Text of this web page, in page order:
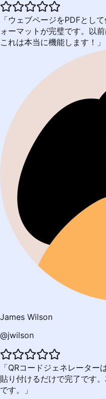
ウェブページをPDFとし
ォーマットが完璧です。以
これは本当に機能します！
James Wilson
@jwilson
QRコードジェネレーター
貼り付けるだけで完了です
です。